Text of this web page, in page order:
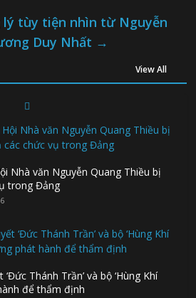
lý tùy tiện nhìn từ Nguyễn
Duy Nhất →
View All
Nhà văn Nguyễn Quang Thiều bị
trong Đảng
Thánh Trần’ và bộ ‘Hùng Khí
để thẩm định